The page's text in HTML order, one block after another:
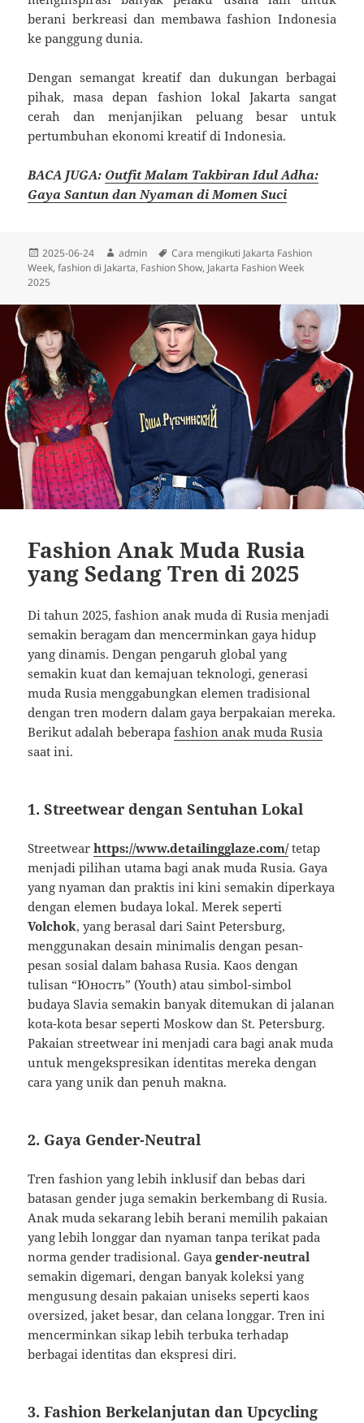
berani berkreasi dan membawa fashion Indonesia
ke panggung dunia.
Dengan semangat kreatif dan dukungan berbagai
pihak, masa depan fashion lokal Jakarta sangat
cerah dan menjanjikan peluang besar untuk
pertumbuhan ekonomi kreatif di Indonesia.
BACA JUGA: Outfit Malam Takbiran Idul Adha:
Gaya Santun dan Nyaman di Momen Suci
Diposkan
pada
2025-06-24 Penulis
admin Tag
Cara mengikuti Jakarta Fashion
Week,fashion di Jakarta, Fashion Show, Jakarta Fashion Week
2025
Fashion Anak Muda Rusia
yang Sedang Tren di 2025
Ditahun2025,fashionanakmudadiRusiamenjadi
semakinberagamdanmencerminkan gayahidup
yangdinamis.Denganpengaruh globalyang
semakinkuatdankemajuanteknologi, generasi
mudaRusiamenggabungkanelementradisional
dengantrenmoderndalam gayaberpakaianmereka.
Berikutadalahbeberapafashion anakmudaRusia
saatini.
1.StreetweardenganSentuhanLokal
Streetwearhttps://www.detailingglaze.com/ tetap
menjadipilihanutamabagianakmudaRusia.Gaya
yangnyamandanpraktisinikinisemakindiperkaya
denganelemenbudayalokal.Merekseperti
Volchok,yangberasaldariSaintPetersburg,
menggunakandesainminimalisdenganpesan-
pesansosialdalambahasaRusia.Kaosdengan
tulisan “Юность” (Youth)atausimbol-simbol
budayaSlaviasemakinbanyakditemukandijalanan
kota-kotabesarsepertiMoskowdanSt.Petersburg.
Pakaianstreetwearinimenjadicarabagianakmuda
untukmengekspresikanidentitasmerekadengan
carayangunikdanpenuhmakna.
2. Gaya Gender-Neutral
Trenfashionyanglebihinklusifdanbebasdari
batasan genderjugasemakinberkembangdiRusia.
Anakmudasekaranglebihberanimemilihpakaian
yanglebihlonggardannyamantanpaterikatpada
norma gendertradisional.Gayagender-neutral
semakindigemari,denganbanyakkoleksiyang
mengusungdesainpakaianunisekssepertikaos
oversized,jaketbesar,dancelanalonggar.Trenini
mencerminkansikaplebihterbukaterhadap
berbagaiidentitasdanekspresidiri.
3.FashionBerkelanjutandanUpcycling